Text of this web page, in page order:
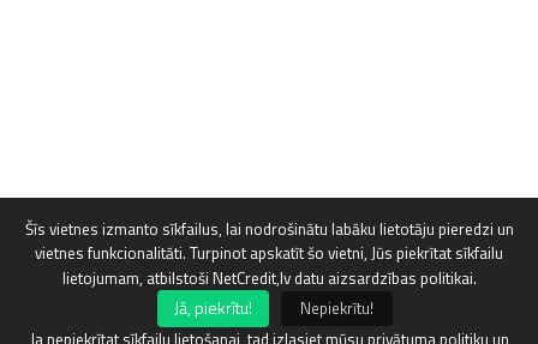
Šīs vietnes izmanto sīkfailus, lai nodrošinātu labāku lietotāju pieredzi un
vietnes funkcionalitāti. Turpinot apskatīt šo vietni, Jūs piekrītat sīkfailu
lietojumam, atbilstoši NetCredit,lv datu aizsardzības politikai.
Jā, piekrītu!
Nepiekrītu!
Ja nepiekrītat sīkfailu lietošanai, tad izlasiet mūsu privātuma politiku un